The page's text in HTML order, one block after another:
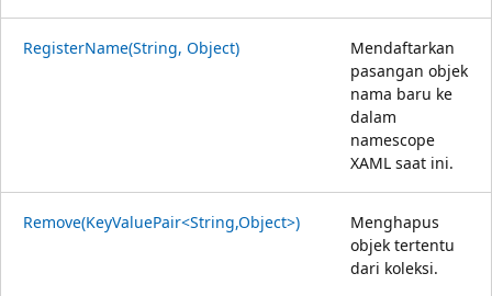
RegisterName(String, Object)
Mendaftarkan
pasangan objek
nama baru ke
dalam
namescope
XAML saat ini.
Remove(KeyValuePair<String,Object>)
Menghapus
objek tertentu
dari koleksi.